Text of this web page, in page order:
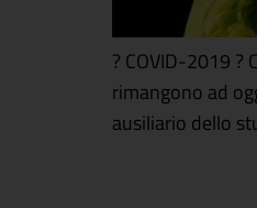
? COVID-2019
rimangono ad
ausiliario dello